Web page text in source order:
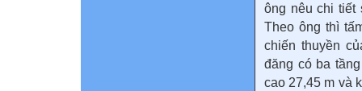
ông nêu chi tiết
Theo ông thì
chiến thuyền
đăng có ba
cao 27,45 m và